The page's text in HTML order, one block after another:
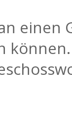
einen
können.